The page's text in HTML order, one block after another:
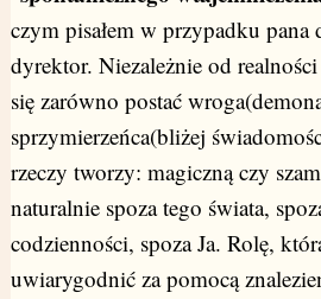
czym pisałem w przypadku
dyrektor. Niezależnie od
się zarówno postać
sprzymierzeńca(bliżej
rzeczy tworzy: magiczną czy
naturalnie spoza tego świata,
codzienności, spoza Ja. Rolę,
uwiarygodnić za pomocą